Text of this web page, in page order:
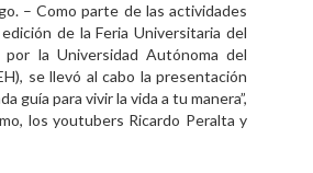
– Como parte de las actividades
de la Feria Universitaria del
por la Universidad Autónoma del
se llevó al cabo la presentación
guía para vivir la vida a tu manera”,
los youtubers Ricardo Peralta y